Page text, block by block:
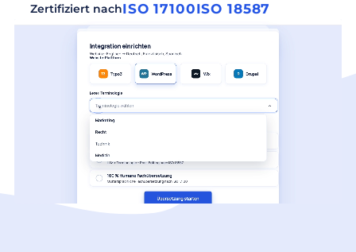
Zertifiziert nachISO 17100ISO 18587